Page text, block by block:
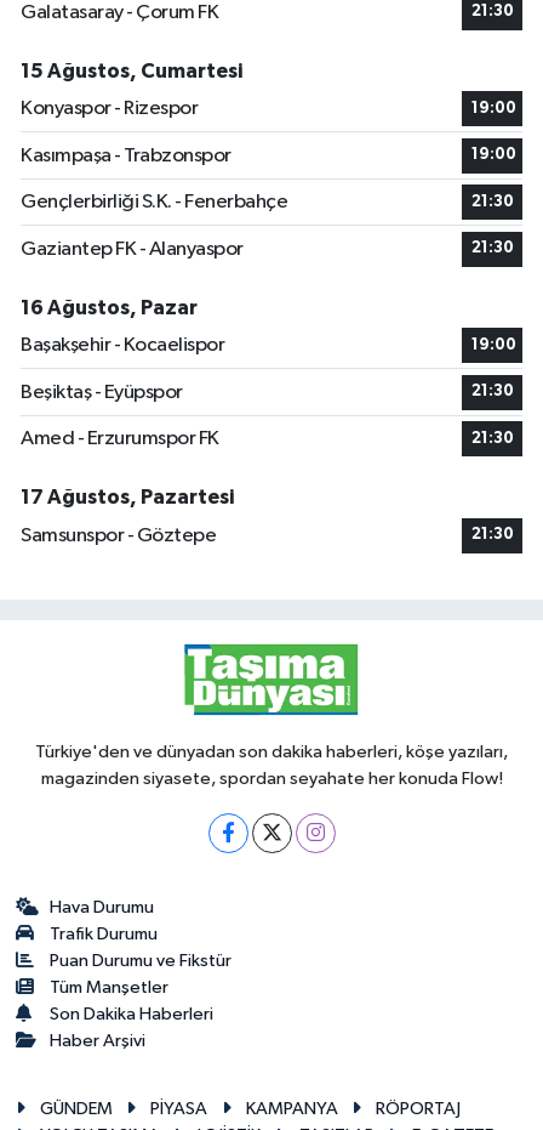
Galatasaray - Çorum FK
21:30
15 Ağustos, Cumartesi
Konyaspor - Rizespor
19:00
Kasımpaşa - Trabzonspor 19:00
Gençlerbirliği S.K. - Fenerbahçe 21:30
Gaziantep FK - Alanyaspor 21:30
16 Ağustos, Pazar
Başakşehir - Kocaelispor
19:00
Beşiktaş - Eyüpspor 21:30
Amed - Erzurumspor FK 21:30
17 Ağustos, Pazartesi
Samsunspor - Göztepe
21:30
Türkiye'den ve dünyadan son dakika haberleri, köşe yazıları,
magazinden siyasete, spordan seyahate her konuda Flow!
Hava Durumu
Trafik Durumu
Puan Durumu ve Fikstür
Tüm Manşetler
Son Dakika Haberleri
Haber Arşivi
GÜNDEM PİYASA KAMPANYA
RÖPORTAJ